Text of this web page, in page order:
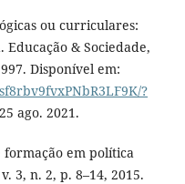
ou curriculares:
& Sociedade,
Disponível em:
?
ago. 2021.
formação em política
3, n. 2, p. 8–14, 2015.